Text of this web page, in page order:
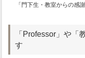
「門下生・教室からの感
「Professor」や「
す